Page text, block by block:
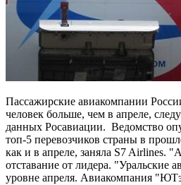
Пассажирские авиакомпании
человек больше, чем в апреле,
данных Росавиации. Ведомство
топ-5 перевозчиков страны в
как и в апреле, заняла S7 Airlines.
отставание от лидера. "Уральские
уровне апреля. Авиакомпания